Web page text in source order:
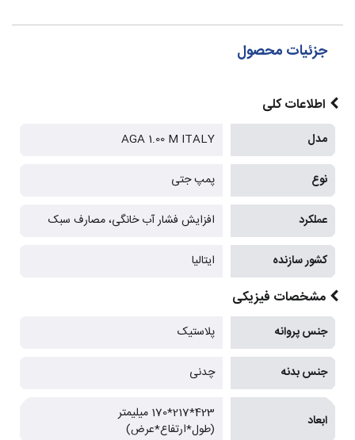
جزئیات محصول
اطلاعات کلی
مدل AGA 1.00 M ITALY
نوع پمپ جتی
عملکرد افزایش فشار آب خانگی، مصارف سبک
کشور سازنده ایتالیا
مشخصات فیزیکی
جنس پروانه پلاستیک
جنس بدنه چدنی
ابعاد
423*217*170 میلیمتر
(طول*ارتفاع*عرض)